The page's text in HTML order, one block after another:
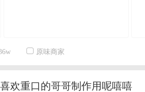
原味商家
欢重口的哥哥制作用呢嘻嘻